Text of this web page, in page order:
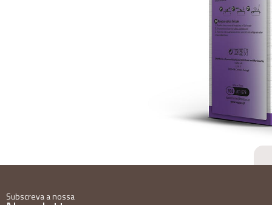
Subscreva a nossa